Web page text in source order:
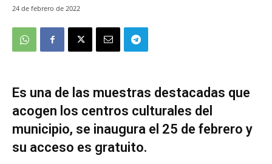
24 de febrero de 2022
Es una de las muestras destacadas que
acogen los centros culturales del
municipio, se inaugura el 25 de febrero y
su acceso es gratuito.